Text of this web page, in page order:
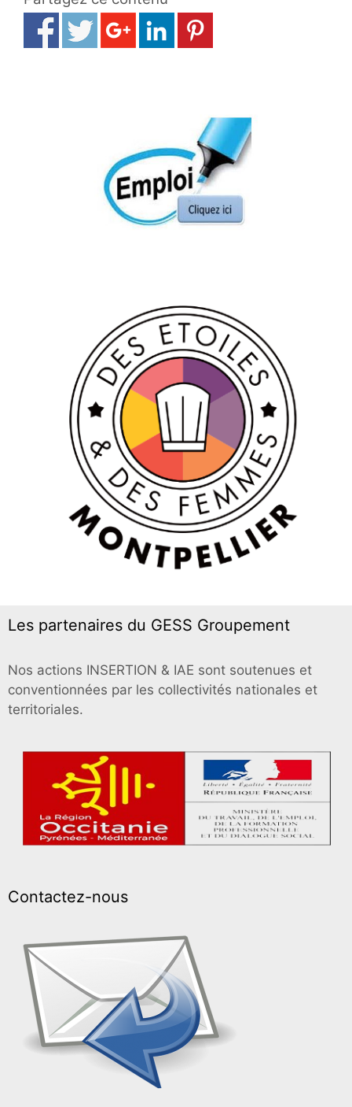
Les partenaires du GESS Groupement
Nos actions INSERTION & IAE sont soutenues et
conventionnées par les collectivités nationales et
territoriales.
Contactez-nous